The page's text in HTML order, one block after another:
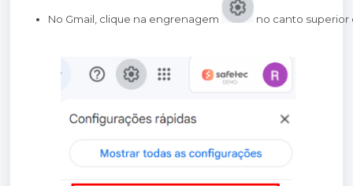
No Gmail, clique na engrenagem no canto superior